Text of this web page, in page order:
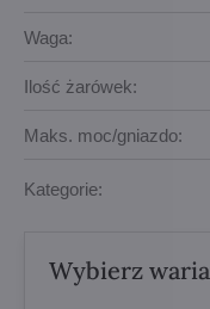
Waga:
Ilość żarówek:
Maks. moc/gniazdo:
Kategorie:
Wybierz